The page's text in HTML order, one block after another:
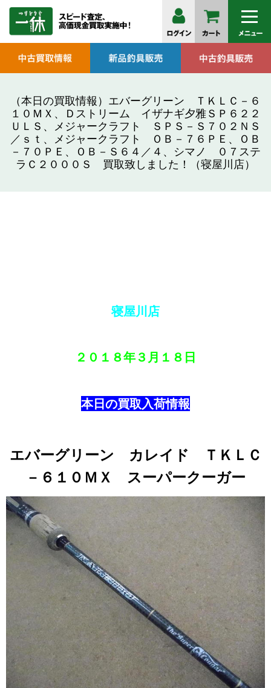
（本日の買取情報）エバーグリーン ＴＫＬＣ－６
１０ＭＸ、Ｄストリーム イザナギ夕雅ＳＰ６２２
ＵＬＳ、メジャークラフト ＳＰＳ－Ｓ７０２ＮＳ
／ｓｔ、メジャークラフト ＯＢ－７６ＰＥ、ＯＢ
－７０ＰＥ、ＯＢ－Ｓ６４／４、シマノ ０７ステ
ラＣ２０００Ｓ 買取致しました！（寝屋川店）
寝屋川店
２０１８年３月１８日
本日の買取入荷情報
エバーグリーン カレイド ＴＫＬＣ
－６１０ＭＸ スーパークーガー